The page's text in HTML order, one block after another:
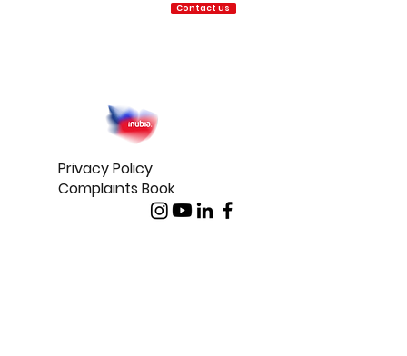
Contact us
Privacy Policy
Complaints Book